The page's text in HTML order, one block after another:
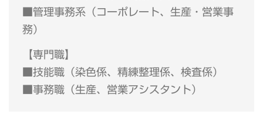
■管理事務系（コーポレート、生産・営業事
務）
【専門職】
■技能職（染色係、精練整理係、検査係）
■事務職（生産、営業アシスタント）